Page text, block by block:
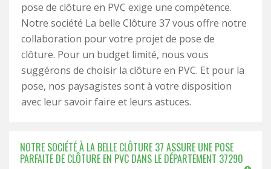
pose de clôture en PVC exige une compétence.
Notre société La belle Clôture 37 vous offre notre
collaboration pour votre projet de pose de
clôture. Pour un budget limité, nous vous
suggérons de choisir la clôture en PVC. Et pour la
pose, nos paysagistes sont à votre disposition
avec leur savoir faire et leurs astuces.
NOTRE SOCIÉTÉ À LA BELLE CLÔTURE 37 ASSURE UNE POSE
PARFAITE DE CLÔTURE EN PVC DANS LE DÉPARTEMENT 37290